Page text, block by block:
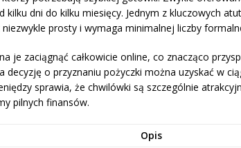
kilku dni do kilku miesięcy. Jednym z kluczowych
prosty i wymaga minimalnej liczby
je zaciągnąć całkowicie online, co znacząco
decyzję o przyznaniu pożyczki można uzyskać w
sprawia, że chwilówki są szczególnie
pilnych finansów.
Opis